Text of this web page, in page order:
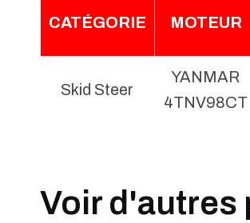
CATÉGORIE MOTEUR
Skid Steer
YANMAR
4TNV98CT
Voir d'autres